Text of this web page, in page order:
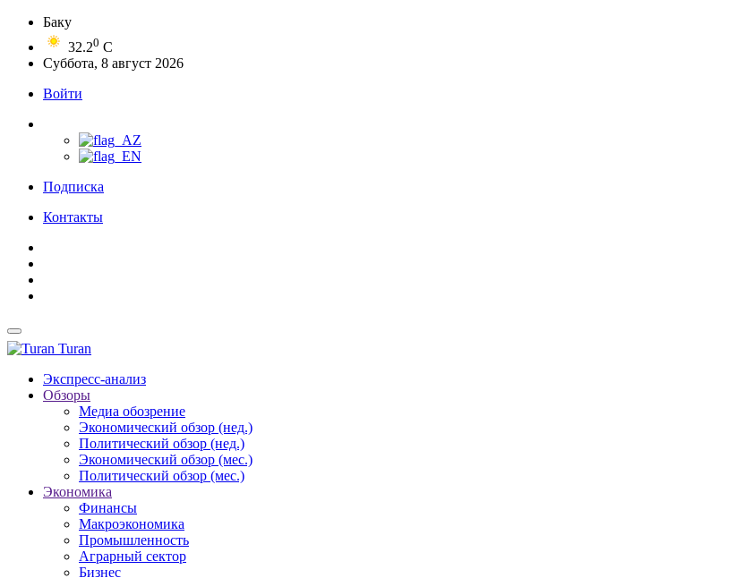
Баку
32.20 C
Суббота, 8 август 2026
Войти
Подписка
Контакты
Turan
Экспресс-анализ
Обзоры
Медиа обозрение
Экономический обзор (нед.)
Политический обзор (нед.)
Экономический обзор (мес.)
Политический обзор (мес.)
Экономика
Финансы
Макроэкономика
Промышленность
Аграрный сектор
Бизнес